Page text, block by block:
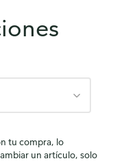
tu compra, lo
un artículo, solo